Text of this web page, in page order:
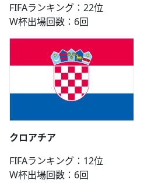
FIFAランキング：22位
W杯出場回数：6回
クロアチア
FIFAランキング：12位
W杯出場回数：6回